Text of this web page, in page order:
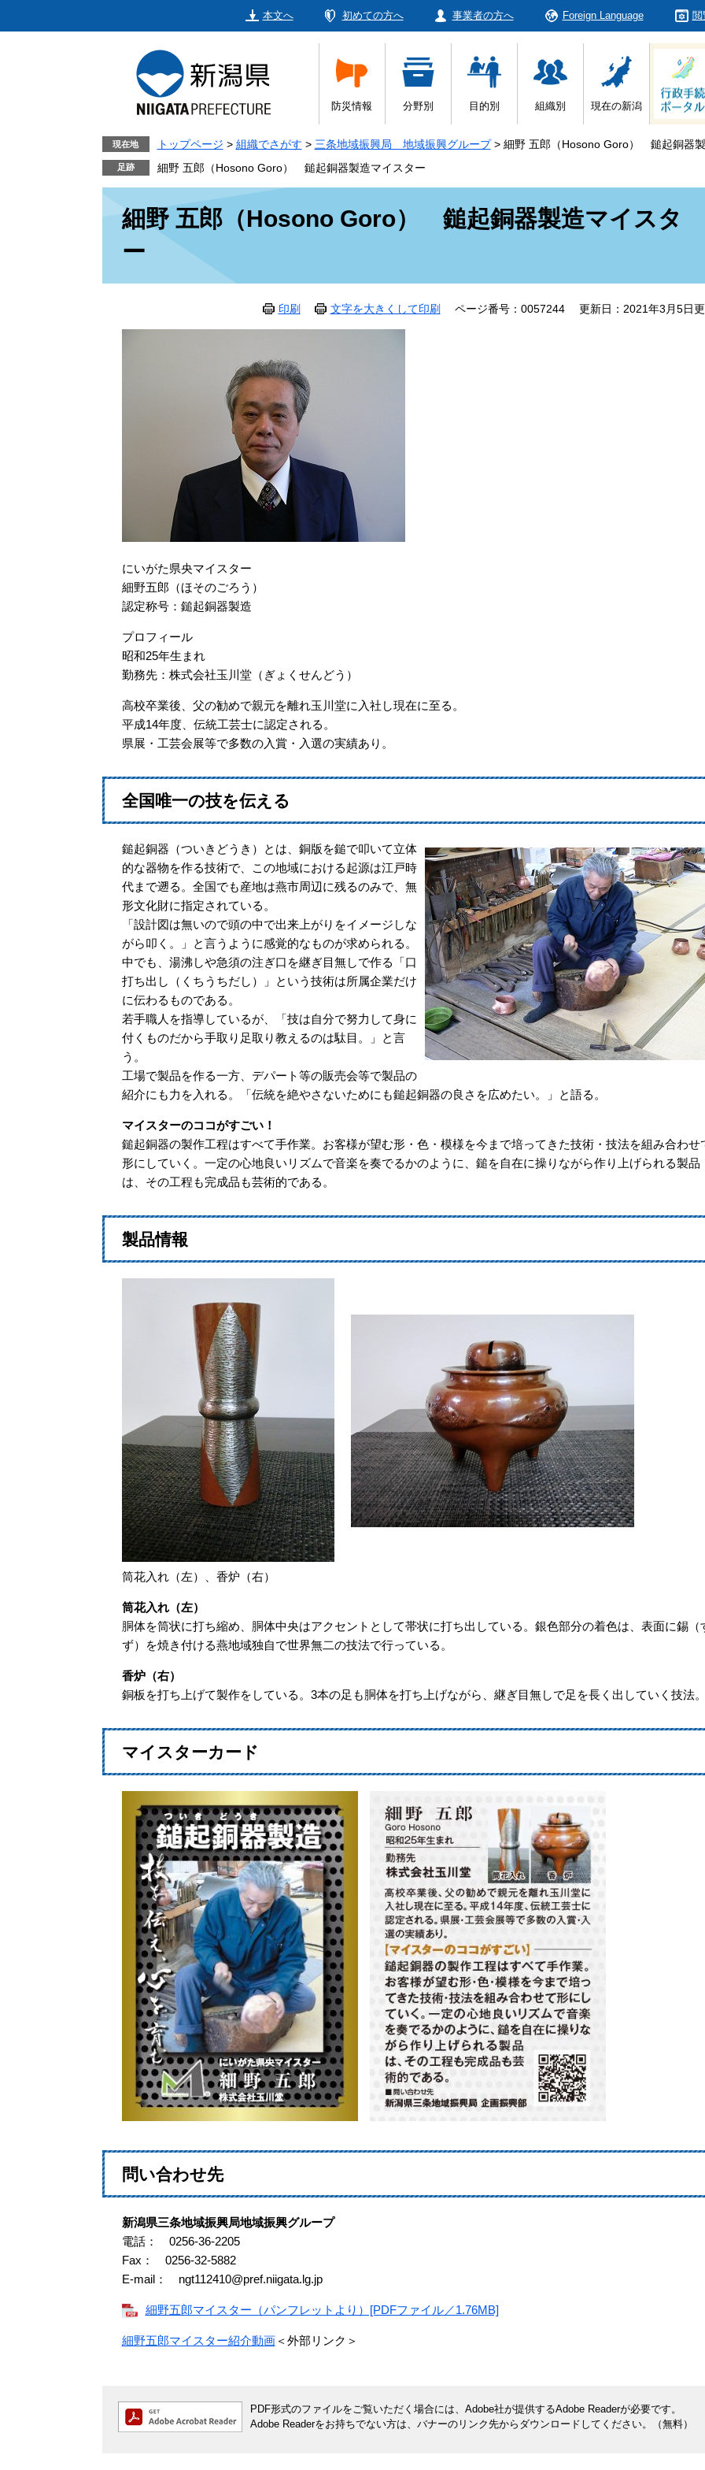
本文へ 初めての方へ 事業者の方へ Foreign Language 閲
防災情報 分野別 目的別 組織別 現在の新潟
現在地 トップページ > 組織でさがす > 三条地域振興局 地域振興グループ > 細野 五郎（Hosono Goro） 鎚起銅器
細野 五郎（Hosono Goro） 鎚起銅器製造マイスター
細野 五郎（Hosono Goro） 鎚起銅器製造マイスタ
ー
印刷 文字を大きくして印刷 ページ番号：0057244 更新日：2021年3月5日
にいがた県央マイスター
細野五郎（ほそのごろう）
認定称号：鎚起銅器製造
プロフィール
昭和25年生まれ
勤務先：株式会社玉川堂（ぎょくせんどう）
高校卒業後、父の勧めで親元を離れ玉川堂に入社し現在に至る。
平成14年度、伝統工芸士に認定される。
県展・工芸会展等で多数の入賞・入選の実績あり。
全国唯一の技を伝える
鎚起銅器（ついきどうき）とは、銅版を鎚で叩いて立体
的な器物を作る技術で、この地域における起源は江戸時
代まで遡る。全国でも産地は燕市周辺に残るのみで、無
形文化財に指定されている。
「設計図は無いので頭の中で出来上がりをイメージしな
がら叩く。」と言うように感覚的なものが求められる。
中でも、湯沸しや急須の注ぎ口を継ぎ目無しで作る「口
打ち出し（くちうちだし）」という技術は所属企業だけ
に伝わるものである。
若手職人を指導しているが、「技は自分で努力して身に
付くものだから手取り足取り教えるのは駄目。」と言
う。
工場で製品を作る一方、デパート等の販売会等で製品の
紹介にも力を入れる。「伝統を絶やさないためにも鎚起銅器の良さを広めたい。」と語る。
マイスターのココがすごい！
鎚起銅器の製作工程はすべて手作業。お客様が望む形・色・模様を今まで培ってきた技術・技法を組み合わせ
形にしていく。一定の心地良いリズムで音楽を奏でるかのように、鎚を自在に操りながら作り上げられる製品
は、その工程も完成品も芸術的である。
製品情報
筒花入れ（左）、香炉（右）
筒花入れ（左）
胴体を筒状に打ち縮め、胴体中央はアクセントとして帯状に打ち出している。銀色部分の着色は、表面に錫（
ず）を焼き付ける燕地域独自で世界無二の技法で行っている。
香炉（右）
銅板を打ち上げて製作をしている。3本の足も胴体を打ち上げながら、継ぎ目無しで足を長く出していく技法
マイスターカード
問い合わせ先
新潟県三条地域振興局地域振興グループ
電話： 0256-36-2205
Fax： 0256-32-5882
E-mail： ngt112410@pref.niigata.lg.jp
細野五郎マイスター（パンフレットより）[PDFファイル／1.76MB]
細野五郎マイスター紹介動画＜外部リンク＞
PDF形式のファイルをご覧いただく場合には、Adobe社が提供するAdobe Readerが必要です。
Adobe Readerをお持ちでない方は、バナーのリンク先からダウンロードしてください。（無料）